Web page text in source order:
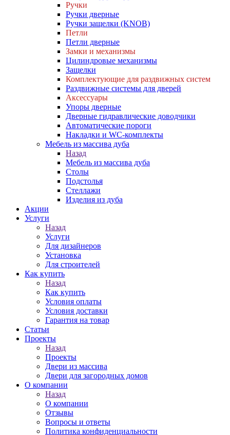
Ручки
Ручки дверные
Ручки защелки (KNOB)
Петли
Петли дверные
Замки и механизмы
Цилиндровые механизмы
Защелки
Комплектующие для раздвижных систем
Раздвижные системы для дверей
Аксессуары
Упоры дверные
Дверные гидравлические доводчики
Автоматические пороги
Накладки и WC-комплекты
Мебель из массива дуба
Назад
Мебель из массива дуба
Столы
Подстолья
Стеллажи
Изделия из дуба
Акции
Услуги
Назад
Услуги
Для дизайнеров
Установка
Для строителей
Как купить
Назад
Как купить
Условия оплаты
Условия доставки
Гарантия на товар
Статьи
Проекты
Назад
Проекты
Двери из массива
Двери для загородных домов
О компании
Назад
О компании
Отзывы
Вопросы и ответы
Политика конфиденциальности